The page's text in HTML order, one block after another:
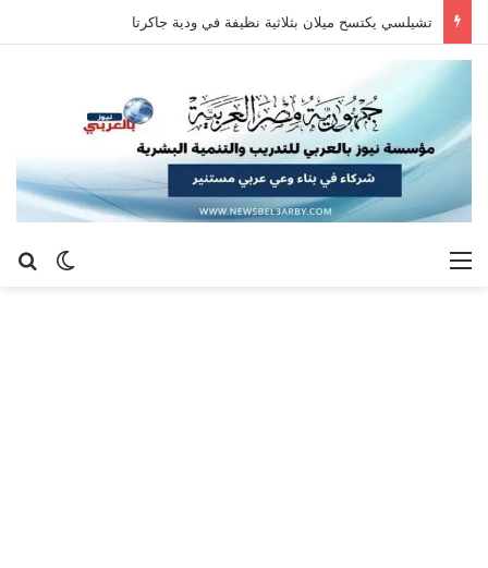
تشيلسي يكتسح ميلان بثلاثية نظيفة في ودية جاكرتا
الوضع القائمة